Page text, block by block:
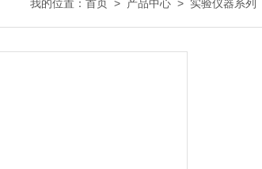
我的位置：首页 > 产品中心 > 实验仪器系列